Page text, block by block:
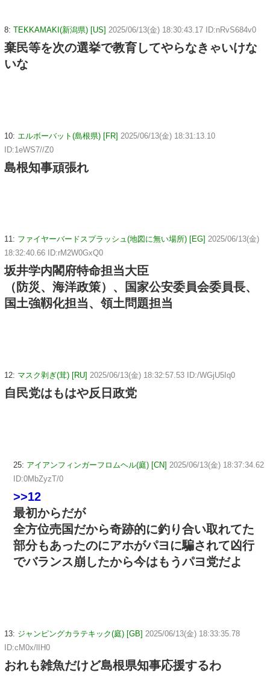
8: TEKKAMAKI(新潟県) [US] 2025/06/13(金) 18:30:43.17 ID:nRvS684v0
棄民等を次の選挙で教育してやらなきゃいけな
いな
10: エルボーバット(島根県) [FR] 2025/06/13(金) 18:31:13.10
ID:1eWS7//Z0
島根知事頑張れ
11: ファイヤーバードスプラッシュ(地図に無い場所) [EG] 2025/06/13(金)
18:32:40.66 ID:rM2W0GxQ0
坂井学内閣府特命担当大臣
（防災、海洋政策）、国家公安委員会委員長、
国土強靱化担当、領土問題担当
12: マスク剥ぎ(茸) [RU] 2025/06/13(金) 18:32:57.53 ID:/WGjU5Iq0
自民党はもはや反日政党
25: アイアンフィンガーフロムヘル(庭) [CN] 2025/06/13(金) 18:37:34.62
ID:0MbZyzT/0
>>12
最初からだが
全方位売国だから奇跡的に釣り合い取れてた
部分もあったのにアホがパヨに騙されて凶行
でバランス崩したから今はもうパヨ党だよ
13: ジャンピングカラテキック(庭) [GB] 2025/06/13(金) 18:33:35.78
ID:cM0x/lIH0
おれも雑魚だけど島根県知事応援するわ